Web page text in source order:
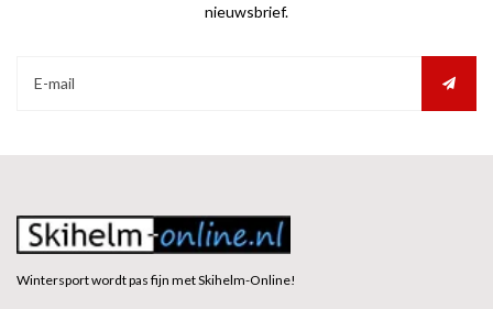
nieuwsbrief.
Wintersport wordt pas fijn met Skihelm-Online!